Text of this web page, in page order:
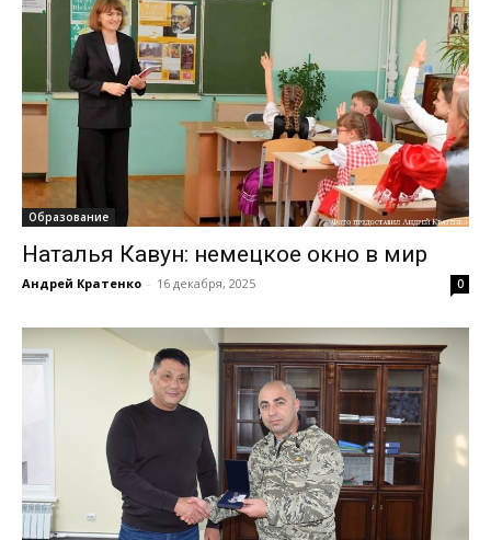
Образование
Наталья Кавун: немецкое окно в мир
Андрей Кратенко - 16 декабря, 2025 0